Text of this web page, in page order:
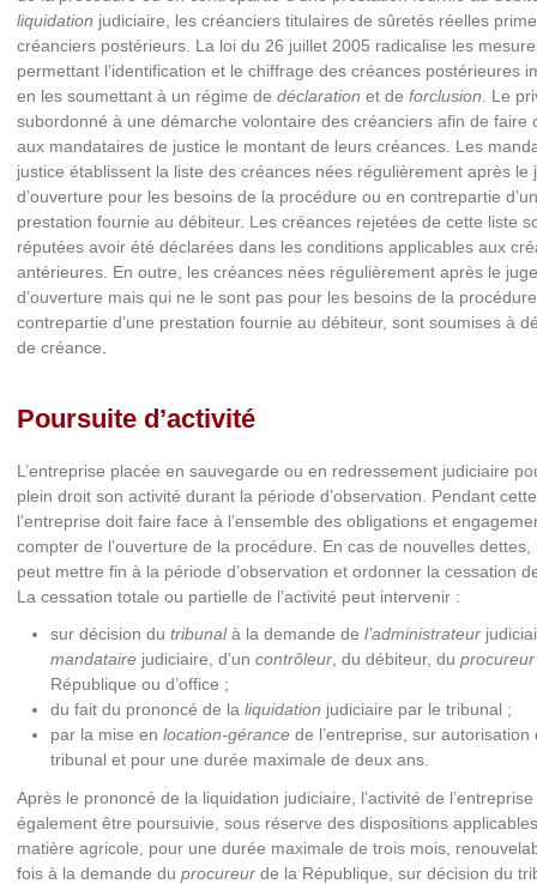
liquidation judiciaire, les créanciers titulaires de sûretés réelles
créanciers postérieurs. La loi du 26 juillet 2005 radicalise les
permettant l’identification et le chiffrage des créances postérieures
en les soumettant à un régime de déclaration et de forclusion. Le
subordonné à une démarche volontaire des créanciers afin de faire
aux mandataires de justice le montant de leurs créances. Les
justice établissent la liste des créances nées régulièrement après le
d’ouverture pour les besoins de la procédure ou en contrepartie
prestation fournie au débiteur. Les créances rejetées de cette liste
réputées avoir été déclarées dans les conditions applicables aux
antérieures. En outre, les créances nées régulièrement après le
d’ouverture mais qui ne le sont pas pour les besoins de la
contrepartie d’une prestation fournie au débiteur, sont soumises à
de créance.
Poursuite d’activité
L’entreprise placée en sauvegarde ou en redressement judiciaire
plein droit son activité durant la période d’observation. Pendant
l’entreprise doit faire face à l’ensemble des obligations et
compter de l’ouverture de la procédure. En cas de nouvelles dettes,
peut mettre fin à la période d’observation et ordonner la cessation
La cessation totale ou partielle de l’activité peut intervenir :
sur décision du tribunalà la demande de l’administrateur
mandataire judiciaire, d’un contrôleur, du débiteur, du procureur
République ou d’office ;
du fait du prononcé de la liquidation judiciaire par le tribunal ;
par la mise en location-gérance de l’entreprise, sur autorisation
tribunal et pour une durée maximale de deux ans.
Après le prononcé de la liquidation judiciaire, l’activité de
également être poursuivie, sous réserve des dispositions
matière agricole, pour une durée maximale de trois mois,
fois à la demande du procureur de la République, sur décision du